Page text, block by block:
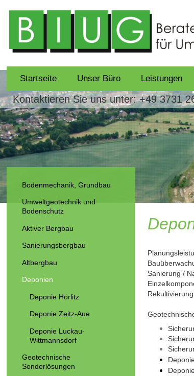
Startseite Unser Büro Leistungen
Kontaktieren Sie uns unter: +49 3731
Sanierung /
Bodenmechanik, Grundbau
Umweltgeotechnik und
Bodenschutz
Aktiver Bergbau
Sanierungsbergbau
Altbergbau
Deponien
Deponie Hörlitz
Deponie Zeitz-Aue
Deponie Luckau-
Wittmannsdorf
Geotechnische
Sonderlösungen